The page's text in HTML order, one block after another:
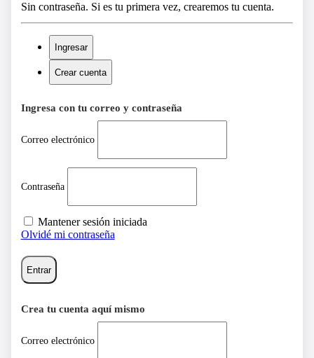
Sin contraseña. Si es tu primera vez, crearemos tu cuenta.
Ingresar
Crear cuenta
Ingresa con tu correo y contraseña
Correo electrónico
Contraseña
Mantener sesión iniciada
Olvidé mi contraseña
Entrar
Crea tu cuenta aquí mismo
Correo electrónico